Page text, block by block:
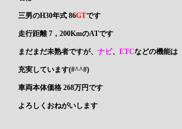
三男のH30年式 86GTです
走行距離 7，200KmのATです
まだまだ未熟者ですが、ナビ、ETCなどの機能は
充実しています(#^^#)
車両本体価格 268万円です
よろしくおねがいします